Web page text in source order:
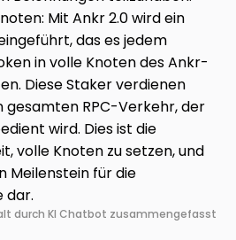
Mit Ankr 2.0 wird ein
das es jedem
in volle Knoten des Ankr-
Diese Staker verdienen
gesamten RPC-Verkehr, der
wird. Dies ist die
volle Knoten zu setzen, und
Meilenstein für die
dar.
durch KI Chatbot zusammengefasst